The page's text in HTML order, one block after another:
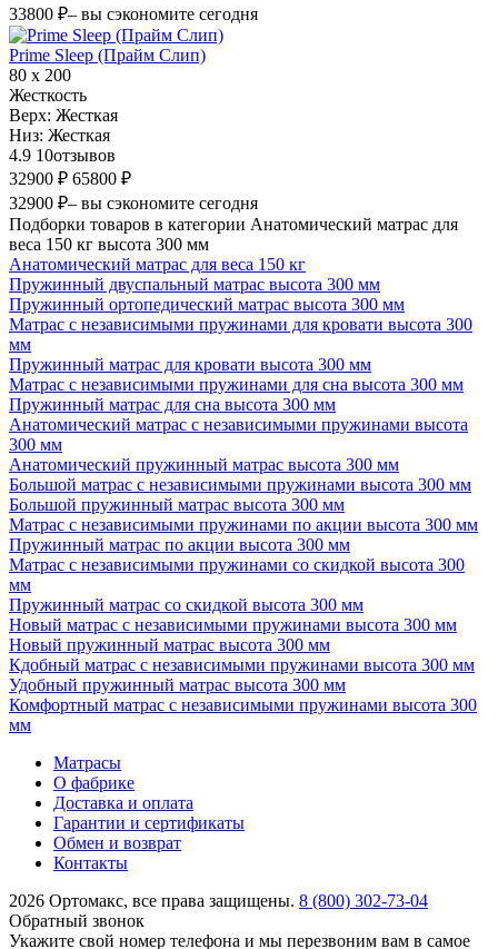
33800 ₽– вы сэкономите сегодня
Prime Sleep (Прайм Слип)
80 х 200
Жесткость
Верх: Жесткая
Низ: Жесткая
4.9 10отзывов
32900 ₽ 65800 ₽
32900 ₽– вы сэкономите сегодня
Подборки товаров в категории Анатомический матрас для
веса 150 кг высота 300 мм
Анатомический матрас для веса 150 кг
Пружинный двуспальный матрас высота 300 мм
Пружинный ортопедический матрас высота 300 мм
Матрас с независимыми пружинами для кровати высота 300
мм
Пружинный матрас для кровати высота 300 мм
Матрас с независимыми пружинами для сна высота 300 мм
Пружинный матрас для сна высота 300 мм
Анатомический матрас с независимыми пружинами высота
300 мм
Анатомический пружинный матрас высота 300 мм
Большой матрас с независимыми пружинами высота 300 мм
Большой пружинный матрас высота 300 мм
Матрас с независимыми пружинами по акции высота 300 мм
Пружинный матрас по акции высота 300 мм
Матрас с независимыми пружинами со скидкой высота 300
мм
Пружинный матрас со скидкой высота 300 мм
Новый матрас с независимыми пружинами высота 300 мм
Новый пружинный матрас высота 300 мм
Кдобный матрас с независимыми пружинами высота 300 мм
Удобный пружинный матрас высота 300 мм
Комфортный матрас с независимыми пружинами высота 300
мм
Матрасы
О фабрике
Доставка и оплата
Гарантии и сертификаты
Обмен и возврат
Контакты
2026 Ортомакс, все права защищены. 8 (800) 302-73-04
Обратный звонок
Укажите свой номер телефона и мы перезвоним вам в самое